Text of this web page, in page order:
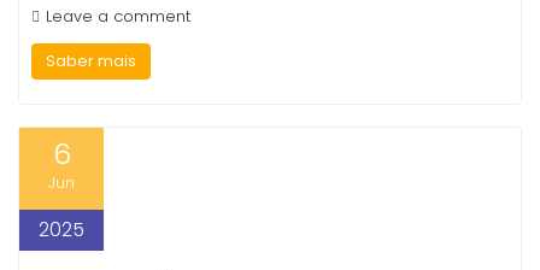
Leave a comment
Saber mais
6
Jun
2025